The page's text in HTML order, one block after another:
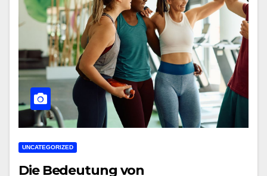
UNCATEGORIZED
Die Bedeutung von